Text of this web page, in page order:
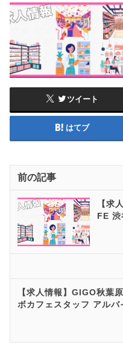
ツイート
はてブ
前の記事
【求
FE 渋
【求人情報】GIGO秋葉
ボカフェスタッフ アルバ